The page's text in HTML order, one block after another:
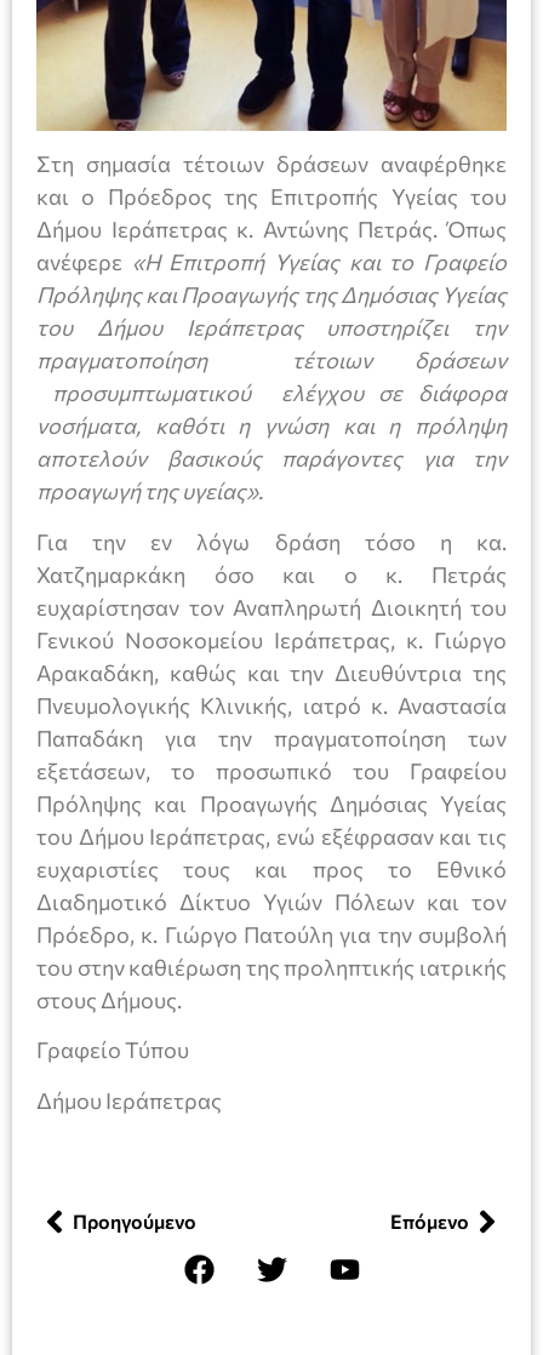
Στη σημασία τέτοιων δράσεων αναφέρθηκε
και ο Πρόεδρος της Επιτροπής Υγείας του
Δήμου Ιεράπετρας κ. Αντώνης Πετράς. Όπως
ανέφερε «Η Επιτροπή Υγείας και το Γραφείο
Πρόληψης και Προαγωγής της Δημόσιας Υγείας
του Δήμου Ιεράπετρας υποστηρίζει την
πραγματοποίηση τέτοιων δράσεων
προσυμπτωματικού ελέγχου σε διάφορα
νοσήματα, καθότι η γνώση και η πρόληψη
αποτελούν βασικούς παράγοντες για την
προαγωγή της υγείας».
Για την εν λόγω δράση τόσο η κα.
Χατζημαρκάκη όσο και ο κ. Πετράς
ευχαρίστησαν τον Αναπληρωτή Διοικητή του
Γενικού Νοσοκομείου Ιεράπετρας, κ. Γιώργο
Αρακαδάκη, καθώς και την Διευθύντρια της
Πνευμολογικής Κλινικής, ιατρό κ. Αναστασία
Παπαδάκη για την πραγματοποίηση των
εξετάσεων, το προσωπικό του Γραφείου
Πρόληψης και Προαγωγής Δημόσιας Υγείας
του Δήμου Ιεράπετρας, ενώ εξέφρασαν και τις
ευχαριστίες τους και προς το Εθνικό
Διαδημοτικό Δίκτυο Υγιών Πόλεων και τον
Πρόεδρο, κ. Γιώργο Πατούλη για την συμβολή
του στην καθιέρωση της προληπτικής ιατρικής
στους Δήμους.
Γραφείο Τύπου
Δήμου Ιεράπετρας
Προηγούμενο Επόμενο